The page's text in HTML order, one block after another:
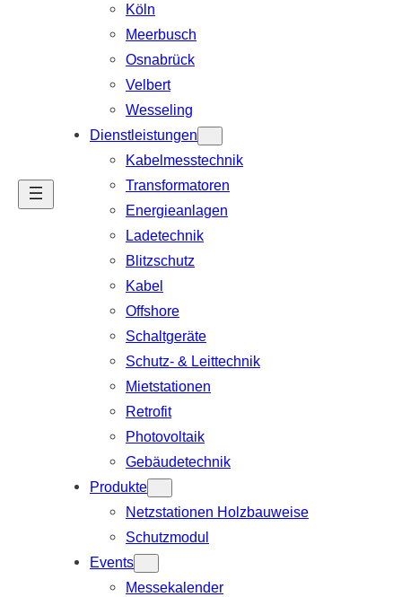
Köln
Meerbusch
Osnabrück
Velbert
Wesseling
Dienstleistungen
Kabelmesstechnik
Transformatoren
Energieanlagen
Ladetechnik
Blitzschutz
Kabel
Offshore
Schaltgeräte
Schutz- & Leittechnik
Mietstationen
Retrofit
Photovoltaik
Gebäudetechnik
Produkte
Netzstationen Holzbauweise
Schutzmodul
Events
Messekalender